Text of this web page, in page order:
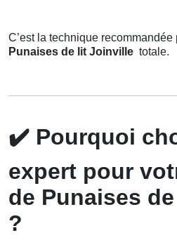
C’est la technique recommandée
Punaises de lit Joinville totale.
✔️ Pourquoi
expert pour
de Punaises
?